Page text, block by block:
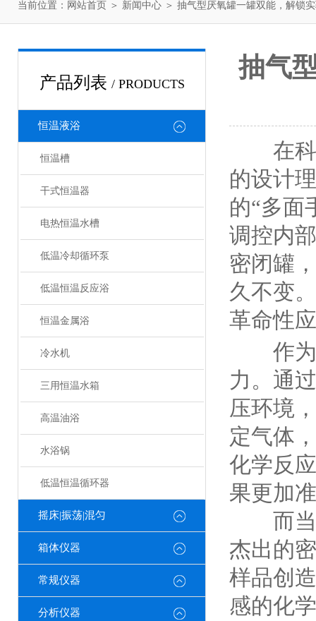
当前位置： 网站首页 ＞ 新闻中心 ＞ 抽气型厌氧罐一罐双能，解锁
产品列表 / PRODUCTS
恒温液浴
恒温槽
干式恒温器
电热恒温水槽
低温冷却循环泵
低温恒温反应浴
恒温金属浴
冷水机
三用恒温水箱
高温油浴
水浴锅
低温恒温循环器
摇床|振荡|混匀
箱体仪器
常规仪器
分析仪器
抽气
在科
的设计
的“多面
调控内
密闭罐
久不变
革命性
作为
力。通
压环境
定气体
化学反
果更加
而当
杰出的
样品创
感的化